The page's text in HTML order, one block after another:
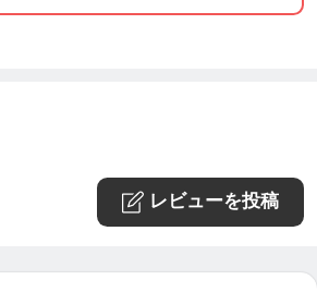
レビューを投稿